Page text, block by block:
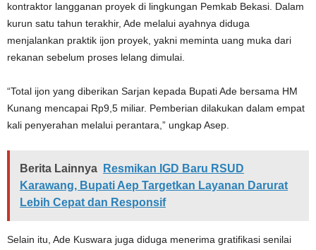
kontraktor langganan proyek di lingkungan Pemkab Bekasi. Dalam
kurun satu tahun terakhir, Ade melalui ayahnya diduga
menjalankan praktik ijon proyek, yakni meminta uang muka dari
rekanan sebelum proses lelang dimulai.
“Total ijon yang diberikan Sarjan kepada Bupati Ade bersama HM
Kunang mencapai Rp9,5 miliar. Pemberian dilakukan dalam empat
kali penyerahan melalui perantara,” ungkap Asep.
Berita Lainnya
Resmikan IGD Baru RSUD
Karawang, Bupati Aep Targetkan Layanan Darurat
Lebih Cepat dan Responsif
Selain itu, Ade Kuswara juga diduga menerima gratifikasi senilai